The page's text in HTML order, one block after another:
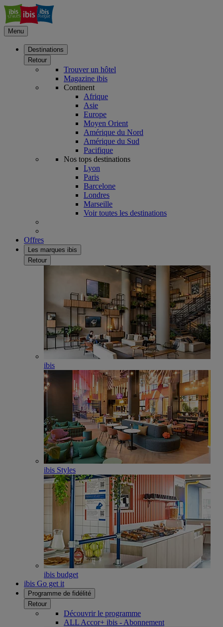
Menu
Destinations
Retour
Trouver un hôtel
Magazine ibis
Continent
Afrique
Asie
Europe
Moyen Orient
Amérique du Nord
Amérique du Sud
Pacifique
Nos tops destinations
Lyon
Paris
Barcelone
Londres
Marseille
Voir toutes les destinations
Offres
Les marques ibis
Retour
ibis
ibis Styles
ibis budget
ibis Go get it
Programme de fidélité
Retour
Découvrir le programme
ALL Accor+ ibis - Abonnement